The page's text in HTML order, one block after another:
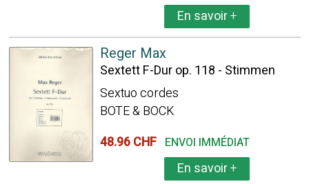
En savoir+
Reger Max
Sextett F-Dur op. 118 - Stimmen
Sextuo cordes
BOTE & BOCK
48.96 CHF ENVOI IMMÉDIAT
En savoir+